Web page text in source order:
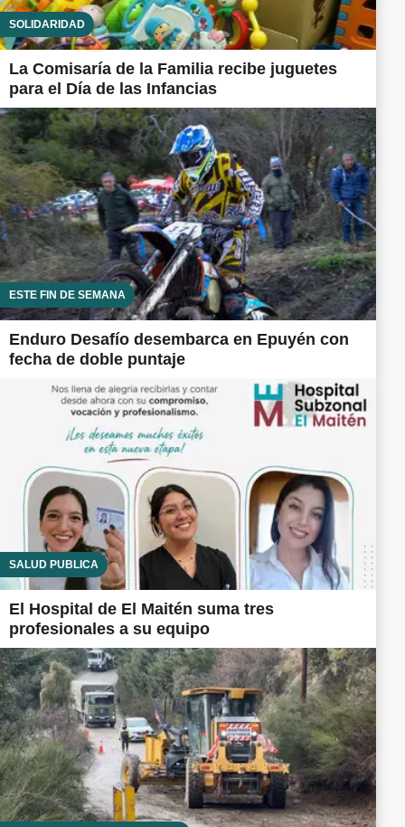
SOLIDARIDAD
La Comisaría de la Familia recibe juguetes
para el Día de las Infancias
ESTE FIN DE SEMANA
Enduro Desafío desembarca en Epuyén con
fecha de doble puntaje
SALUD PÚBLICA
El Hospital de El Maitén suma tres
profesionales a su equipo